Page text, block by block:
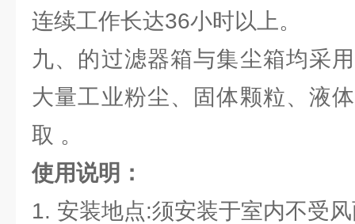
连续工作长达36小时以上。
九、的过滤器箱与集尘箱均采
大量工业粉尘、固体颗粒、液
取 。
使用说明：
1. 安装地点:须安装于室内不受